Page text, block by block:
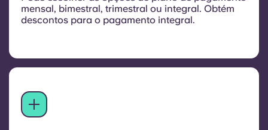
mensal, bimestral, trimestral ou integral. Obtém
descontos para o pagamento integral.